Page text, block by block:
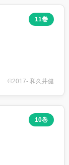
11巻
©2017- 和久井健
10巻